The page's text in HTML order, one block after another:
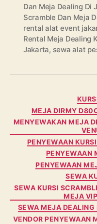
Dan Meja Dealing Di
Scramble Dan Meja
rental alat event
Rental Meja Dealing
Jakarta, sewa alat
MEJA DIRMY
MENYEWAKAN MEJA
PENYEWAAN
PENYEWAAN
PENYEWAAN
SEWA
SEWA KURSI
MEJA
SEWA MEJA
VENDOR PENYEWAAN